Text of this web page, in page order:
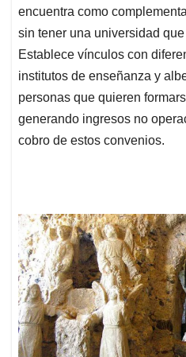
encuentra como
sin tener una universidad
Establece vínculos con
institutos de enseñanza y
personas que quieren
generando ingresos no
cobro de estos convenios.